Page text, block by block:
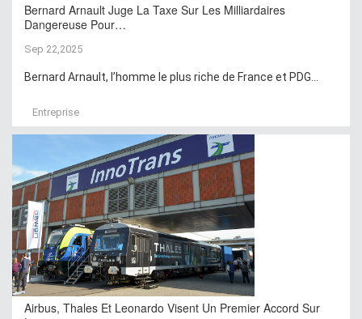
Bernard Arnault Juge La Taxe Sur Les Milliardaires
Dangereuse Pour…
Sep 22,2025
Bernard Arnault, l’homme le plus riche de France et PDG...
Entreprise
Airbus, Thales Et Leonardo Visent Un Premier Accord Sur